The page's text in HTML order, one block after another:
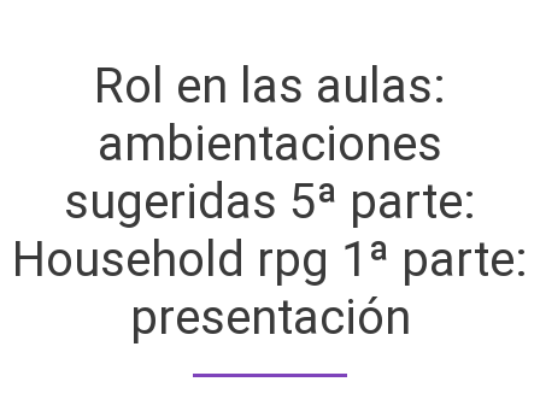
Rol en las aulas:
ambientaciones
sugeridas 5ª parte:
Household rpg 1ª parte:
presentación